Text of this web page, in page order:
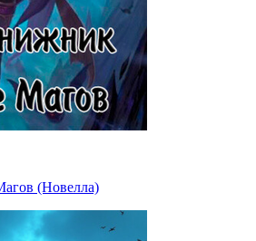
(Новелла)